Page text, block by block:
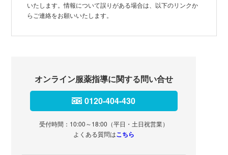
いたします。情報について誤りがある場合は、以下のリンクか
らご連絡をお願いいたします。
オンライン服薬指導に関する問い合せ
0120-404-430
受付時間：10:00～18:00（平日・土日祝営業）
よくある質問はこちら